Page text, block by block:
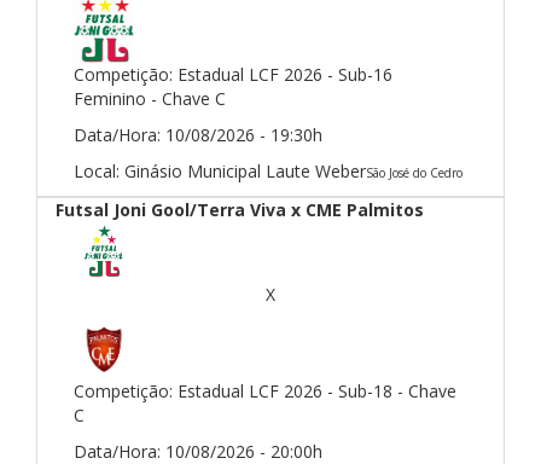
Competição: Estadual LCF 2026 - Sub-16
Feminino - Chave C
Data/Hora: 10/08/2026 - 19:30h
Local: Ginásio Municipal Laute WeberSão José do Cedro
Futsal Joni Gool/Terra Viva x CME Palmitos
X
Competição: Estadual LCF 2026 - Sub-18 - Chave
C
Data/Hora: 10/08/2026 - 20:00h